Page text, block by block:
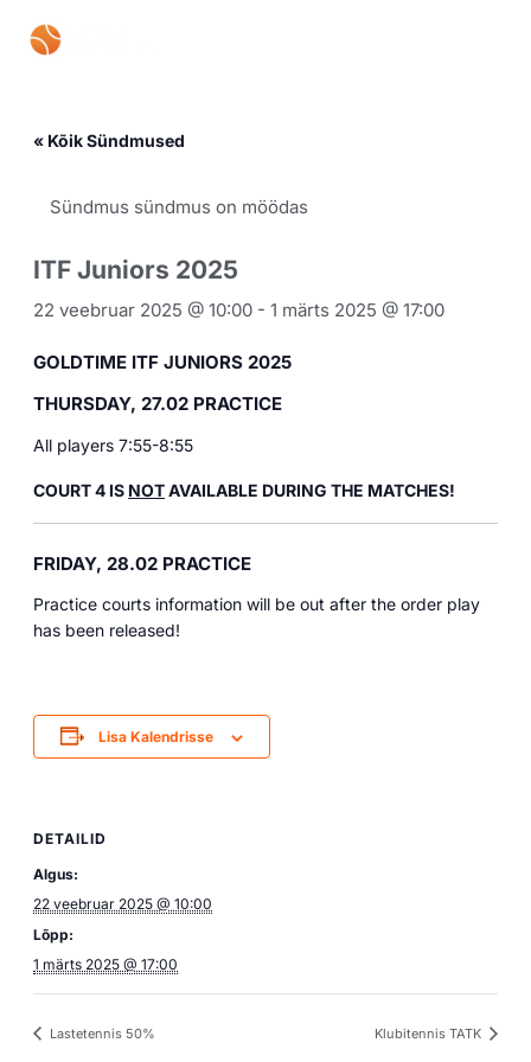
« Kõik Sündmused
Sündmus sündmus on möödas
ITF Juniors 2025
22 veebruar 2025 @ 10:00 -1 märts 2025 @ 17:00
GOLDTIME ITF JUNIORS 2025
THURSDAY, 27.02 PRACTICE
All players 7:55-8:55
COURT 4 IS NOTAVAILABLE DURING THE MATCHES!
FRIDAY, 28.02 PRACTICE
Practice courts information will be out after the order play
has been released!
Lisa Kalendrisse
DETAILID
Algus:
22 veebruar 2025 @ 10:00
Lõpp:
1 märts 2025 @ 17:00
Lastetennis 50% Klubitennis TATK